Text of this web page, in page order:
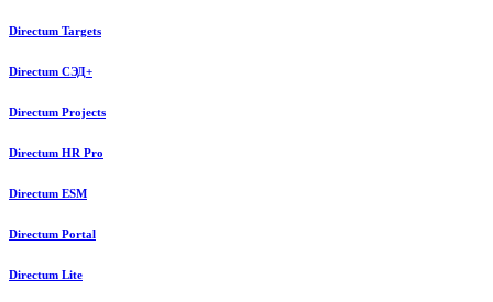
Directum Targets
Directum СЭД+
Directum Projects
Directum HR Pro
Directum ESM
Directum Portal
Directum Lite